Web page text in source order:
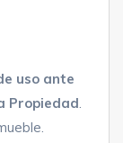
uso ante
Propiedad